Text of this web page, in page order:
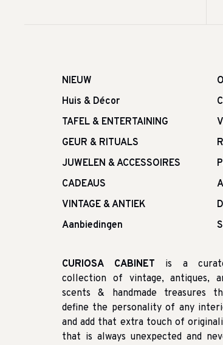
NIEUW
Huis & Décor
TAFEL & ENTERTAINING
GEUR & RITUALS
JUWELEN & ACCESSOIRES
CADEAUS
VINTAGE & ANTIEK
Aanbiedingen
CURIOSA CABINET is a
collection of vintage, antiques,
scents & handmade treasures
define the personality of any
and add that extra touch of
that is always unexpected and